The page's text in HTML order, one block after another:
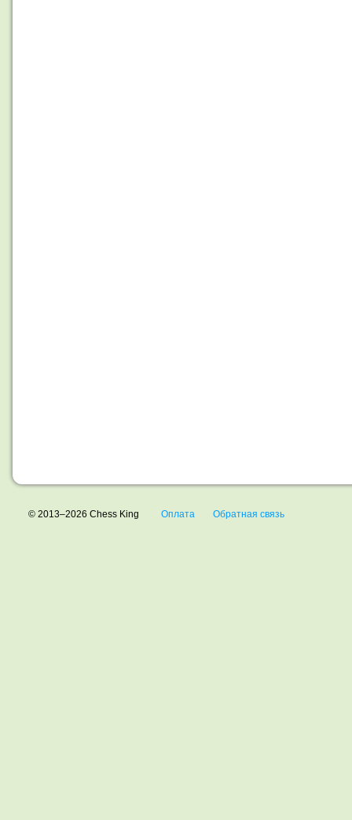
© 2013–2026 Chess King Оплата Обратная связь